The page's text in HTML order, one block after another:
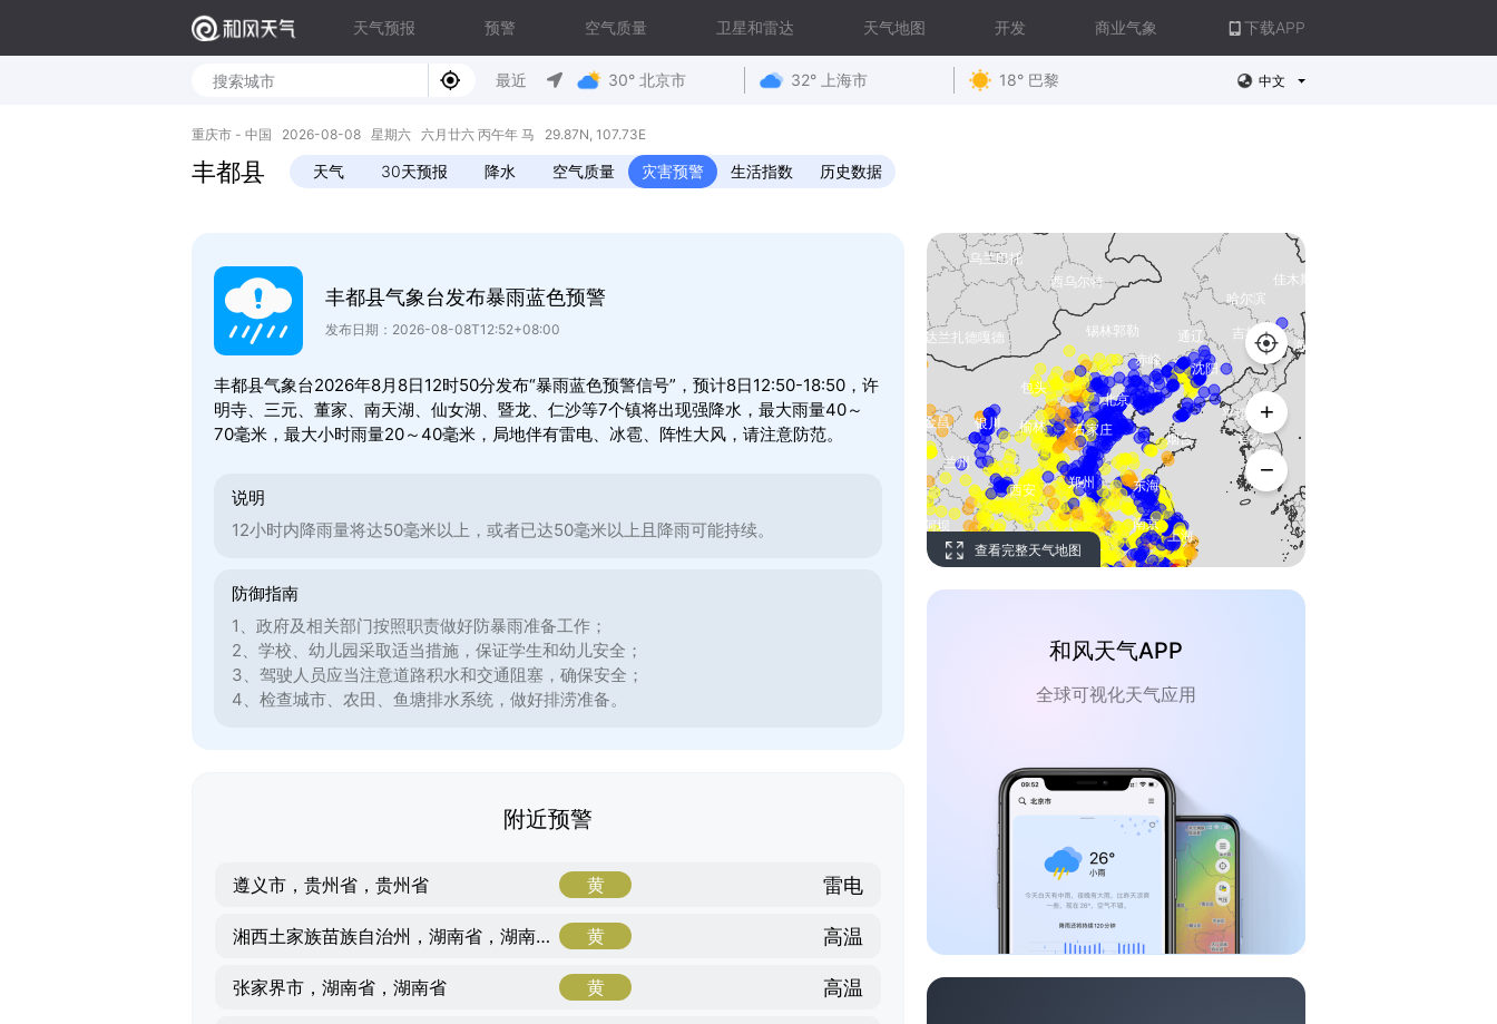
天气预报 预警 空气质量 卫星和雷达 天气地图 开发 商业气象 下载APP
最近 30° 北京市 32° 上海市 18° 巴黎 中文
重庆市 - 中国 2026-08-08 星期六 六月廿六 丙午年 马 29.87N, 107.73E
丰都县 天气 30天预报 降水 空气质量 灾害预警 生活指数 历史数据
丰都县气象台发布暴雨蓝色预警
发布日期：2026-08-08T12:52+08:00
丰都县气象台2026年8月8日12时50分发布“暴雨蓝色预警信号”，预计8日12:50-18:50，许
明寺、三元、董家、南天湖、仙女湖、暨龙、仁沙等7个镇将出现强降水，最大雨量40～
70毫米，最大小时雨量20～40毫米，局地伴有雷电、冰雹、阵性大风，请注意防范。
说明
12小时内降雨量将达50毫米以上，或者已达50毫米以上且降雨可能持续。
防御指南
1、政府及相关部门按照职责做好防暴雨准备工作；
2、学校、幼儿园采取适当措施，保证学生和幼儿安全；
3、驾驶人员应当注意道路积水和交通阻塞，确保安全；
4、检查城市、农田、鱼塘排水系统，做好排涝准备。
附近预警
遵义市，贵州省，贵州省 黄 雷电
湘西土家族苗族自治州，湖南省，湖南省 黄 高温
张家界市，湖南省，湖南省 黄 高温
查看完整天气地图
和风天气APP
全球可视化天气应用